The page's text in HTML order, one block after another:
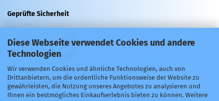
Diese Webseite verwendet Cookies und andere
Technologien
Wir verwenden Cookies und ähnliche Technologien, auch von
Drittanbietern, um die ordentliche Funktionsweise der Website zu
gewährleisten, die Nutzung unseres Angebotes zu analysieren und
Ihnen ein bestmögliches Einkaufserlebnis bieten zu können. Weitere
Geprüfte Sicherheit
Wir versenden mit: DHL